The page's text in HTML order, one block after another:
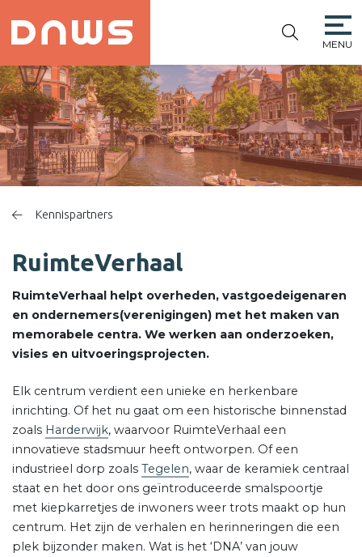
NIEUWE
WINKELSTRAAT
MENU
Kennispartners
RuimteVerhaal
RuimteVerhaal helpt overheden, vastgoedeigenaren
en ondernemers(verenigingen) met het maken van
memorabele centra. We werken aan onderzoeken,
visies en uitvoeringsprojecten.
Elk centrum verdient een unieke en herkenbare
inrichting. Of het nu gaat om een historische binnenstad
zoals Harderwijk, waarvoor RuimteVerhaal een
innovatieve stadsmuur heeft ontworpen. Of een
industrieel dorp zoals Tegelen, waar de keramiek centraal
staat en het door ons geïntroduceerde smalspoortje
met kiepkarretjes de inwoners weer trots maakt op hun
centrum. Het zijn de verhalen en herinneringen die een
plek bijzonder maken. Wat is het ‘DNA’ van jouw